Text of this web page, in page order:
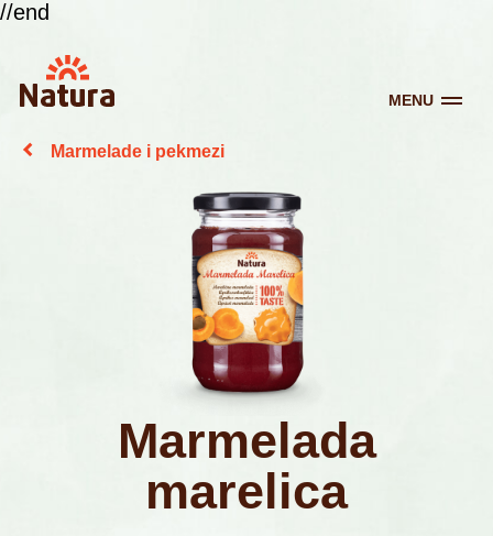
//end
MENU
Marmelade i pekmezi
Marmelada
marelica